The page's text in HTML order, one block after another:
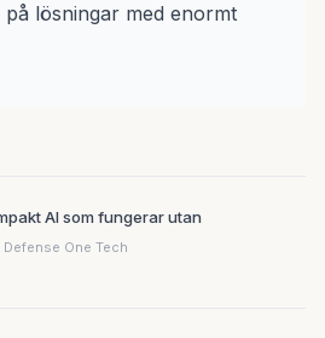
lösningar med enormt
AI som fungerar utan
One Tech